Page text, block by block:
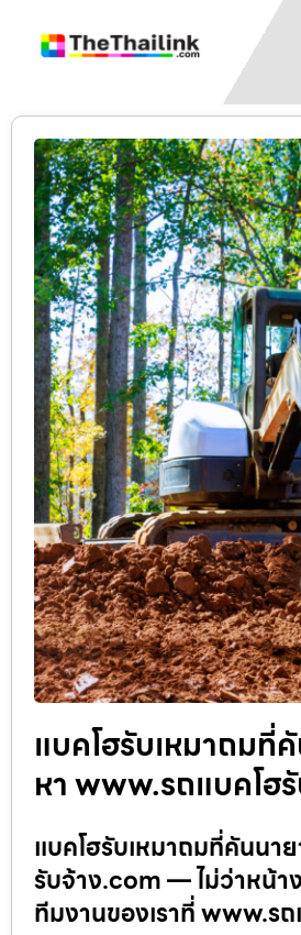
แบคโฮรับเหมาถมที่
หา www.รถแบคโฮ
แบคโฮรับเหมาถมที่คันนา
รับจ้าง.com — ไม่ว่าหน้า
ทีมงานของเราที่ www.ร